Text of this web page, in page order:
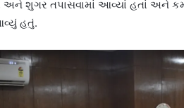
અને શુગર તપાસવામાં આવ્યાં હતાં અને
હતું.